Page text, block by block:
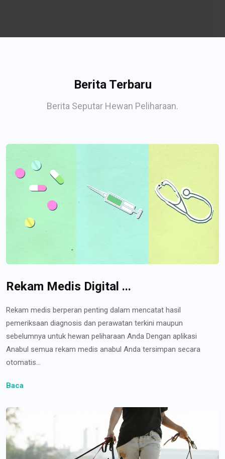
Berita Terbaru
Berita Seputar Hewan Peliharaan.
Rekam Medis Digital ...
Rekam medis berperan penting dalam mencatat hasil
pemeriksaan diagnosis dan perawatan terkini maupun
sebelumnya untuk hewan peliharaan Anda Dengan aplikasi
Anabul semua rekam medis anabul Anda tersimpan secara
otomatis...
Baca